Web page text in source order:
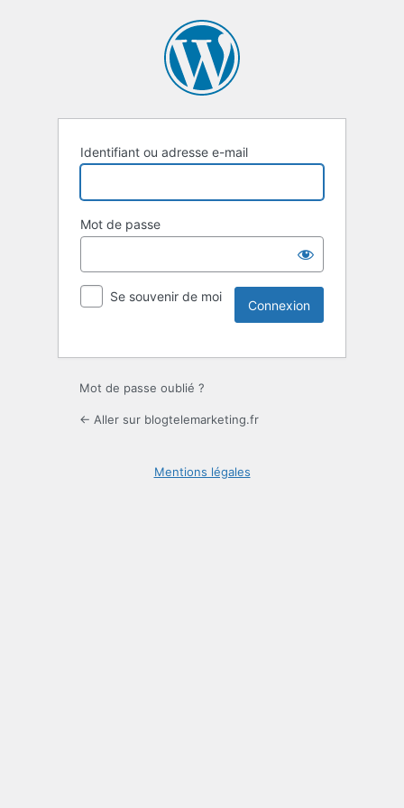
Identifiant ou adresse e-mail
Mot de passe
Se souvenir de moi
Mot de passe oublié ?
← Aller sur blogtelemarketing.fr
Mentions légales